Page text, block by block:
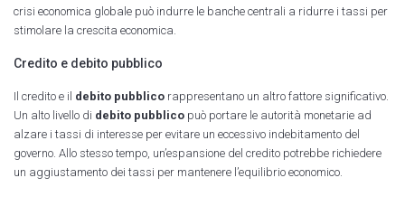
crisi economica globale può indurre le banche centrali a ridurre i tassi per
stimolare la crescita economica.
Credito e debito pubblico
Il credito e il debito pubblico rappresentano un altro fattore significativo.
Un alto livello di debito pubblico può portare le autorità monetarie ad
alzare i tassi di interesse per evitare un eccessivo indebitamento del
governo. Allo stesso tempo, un’espansione del credito potrebbe richiedere
un aggiustamento dei tassi per mantenere l’equilibrio economico.